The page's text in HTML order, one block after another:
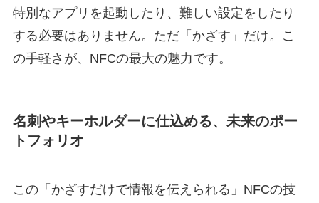
特別なアプリを起動したり、難しい設定をしたり
する必要はありません。ただ「かざす」だけ。こ
の手軽さが、NFCの最大の魅力です。
名刺やキーホルダーに仕込める、未来のポー
トフォリオ
この「かざすだけで情報を伝えられる」NFCの技